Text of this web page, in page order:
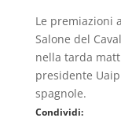
Le premiazioni
Salone del
nella tarda
presidente
spagnole.
Condividi: